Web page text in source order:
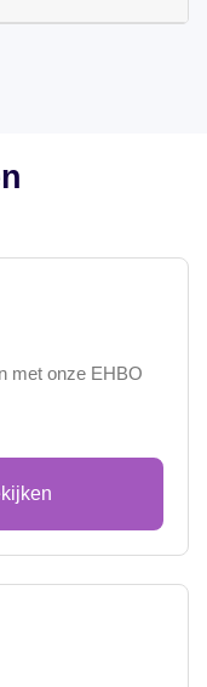
met onze EHBO